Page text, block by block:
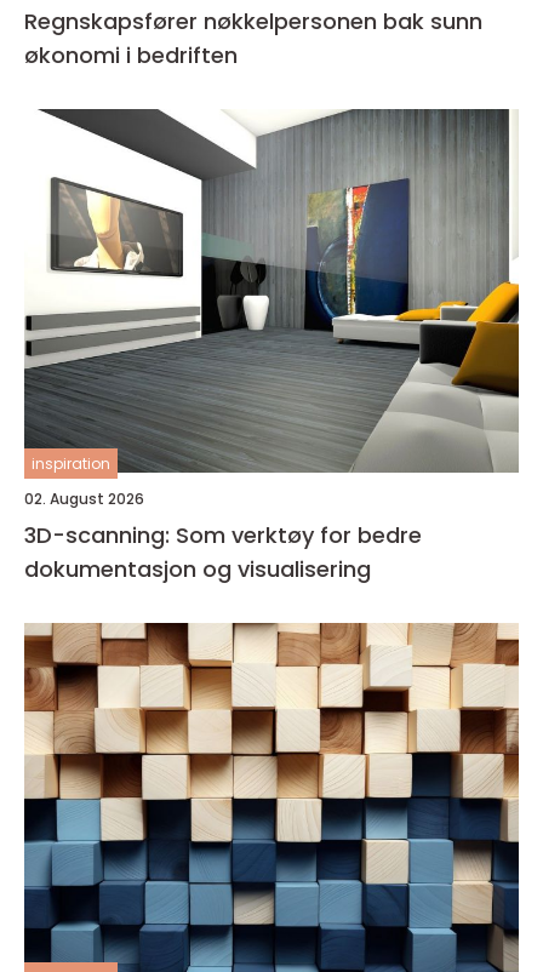
Regnskapsfører nøkkelpersonen bak sunn
økonomi i bedriften
inspiration
02. August 2026
3D-scanning: Som verktøy for bedre
dokumentasjon og visualisering